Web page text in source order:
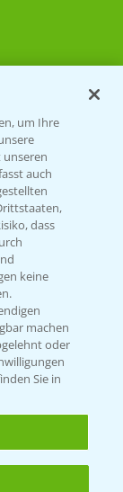
um Ihre
auch
dass
keine
machen
oder
Sie in